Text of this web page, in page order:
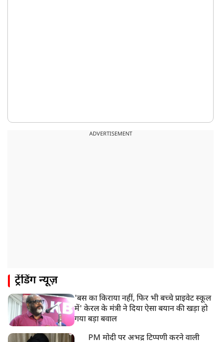
ADVERTISEMENT
ट्रेंडिंग न्यूज़
'बस का किराया नहीं, फिर भी बच्चे प्राइवेट स्कूल
में' केरल के मंत्री ने दिया ऐसा बयान की खड़ा हो
गया बड़ा बवाल
PM मोदी पर अभद्र टिप्पणी करने वाली